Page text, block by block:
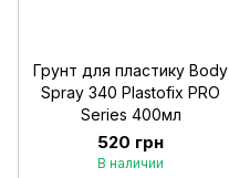
Грунт для пластику Body
Spray 340 Plastofix PRO
Series 400мл
520 грн
В наличии